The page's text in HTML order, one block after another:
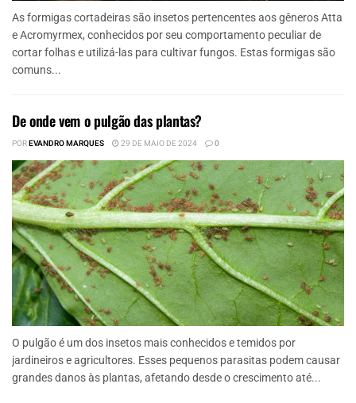
As formigas cortadeiras são insetos pertencentes aos gêneros Atta
e Acromyrmex, conhecidos por seu comportamento peculiar de
cortar folhas e utilizá-las para cultivar fungos. Estas formigas são
comuns...
De onde vem o pulgão das plantas?
POREVANDRO MARQUES 29 DE MAIO DE 2024 0
O pulgão é um dos insetos mais conhecidos e temidos por
jardineiros e agricultores. Esses pequenos parasitas podem causar
grandes danos às plantas, afetando desde o crescimento até...